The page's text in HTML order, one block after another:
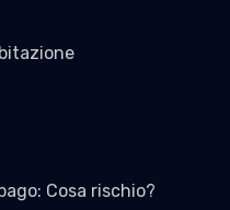
Cosa rischio?